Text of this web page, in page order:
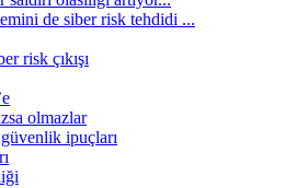
de siber risk tehdidi ...
risk çıkışı
olmazlar
ipuçları